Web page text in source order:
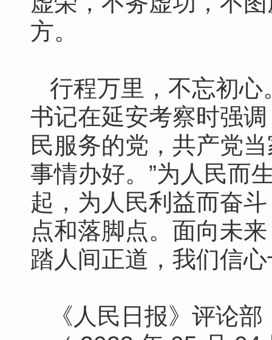
方。
行程万里，不忘初
书记在延安考察时强
民服务的党，共产党
事情办好。”为人民而
起，为人民利益而奋
点和落脚点。面向未
踏人间正道，我们信
《人民日报》评论部